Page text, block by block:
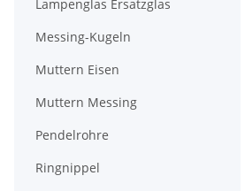
Lampenglas Ersatzglas
Messing-Kugeln
Muttern Eisen
Muttern Messing
Pendelrohre
Ringnippel